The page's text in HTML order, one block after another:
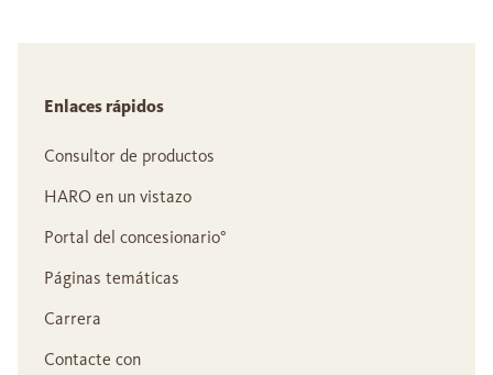
Enlaces rápidos
Consultor de productos
HARO en un vistazo
Portal del concesionario°
Páginas temáticas
Carrera
Contacte con